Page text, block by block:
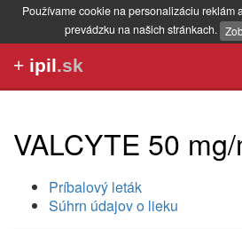
Používame cookie na personalizáciu reklám
prevádzku na našich stránkach.
+ ipil.sk
VALCYTE 50
Príbalový leták
Súhrn údajov o lieku